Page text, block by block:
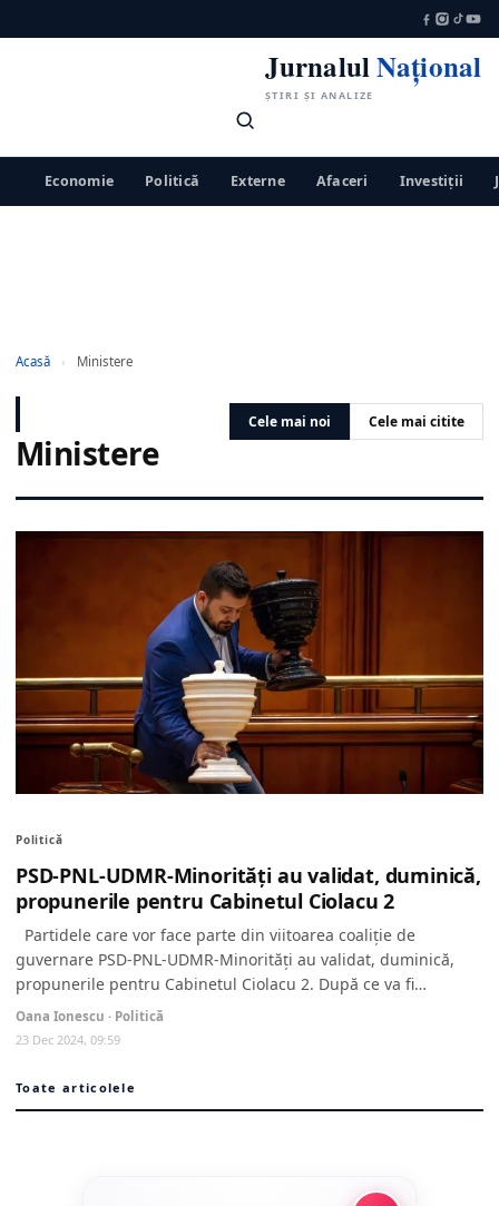
JurnalulNațional
ȘTIRI ȘI ANALIZE
Economie Politică Externe Afaceri Investiții
Acasă › Ministere
Ministere
Cele mai noi Cele mai citite
Politică
PSD-PNL-UDMR-Minorități au validat, duminică,
propunerile pentru Cabinetul Ciolacu 2
Partidele care vor face parte din viitoarea coaliție de
guvernare PSD-PNL-UDMR-Minorități au validat, duminică,
propunerile pentru Cabinetul Ciolacu 2. După ce va fi
desemnat...
Oana Ionescu · Politică
23 Dec 2024, 09:59
Toate articolele